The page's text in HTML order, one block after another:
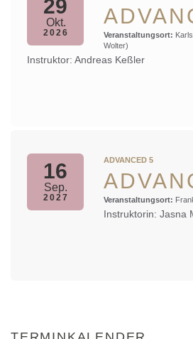
29
Okt.
2026 Veranstaltungsort:
Wolter)
Instruktor: Andreas Keßler
16
Sep.
2027
ADVANCED 5
Veranstaltungsort:
Instruktorin: Jasna
JahrMonat